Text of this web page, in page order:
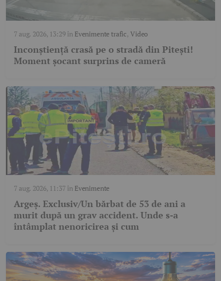
7 aug. 2026, 13:29în Evenimente trafic,Video
Inconștiență crasă pe o stradă din Pitești!
Moment șocant surprins de cameră
7 aug. 2026, 11:37în Evenimente
Argeș. Exclusiv/Un bărbat de 53 de ani a
murit după un grav accident. Unde s-a
întâmplat nenoricirea și cum